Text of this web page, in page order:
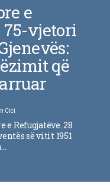
e
75-vjetori
që
Cici
e Refugjatëve. 28
së vitit 1951